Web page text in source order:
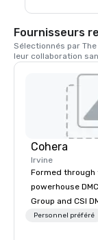
shopping,
promener sous
centre
centre social
restaurants en
reflète l'esprit
Fournisseurs
Sélectionnés par
leur collaboration
Cohera
Irvine
Formed
powerhouse
Group and CSI
represents the
Personnel préféré